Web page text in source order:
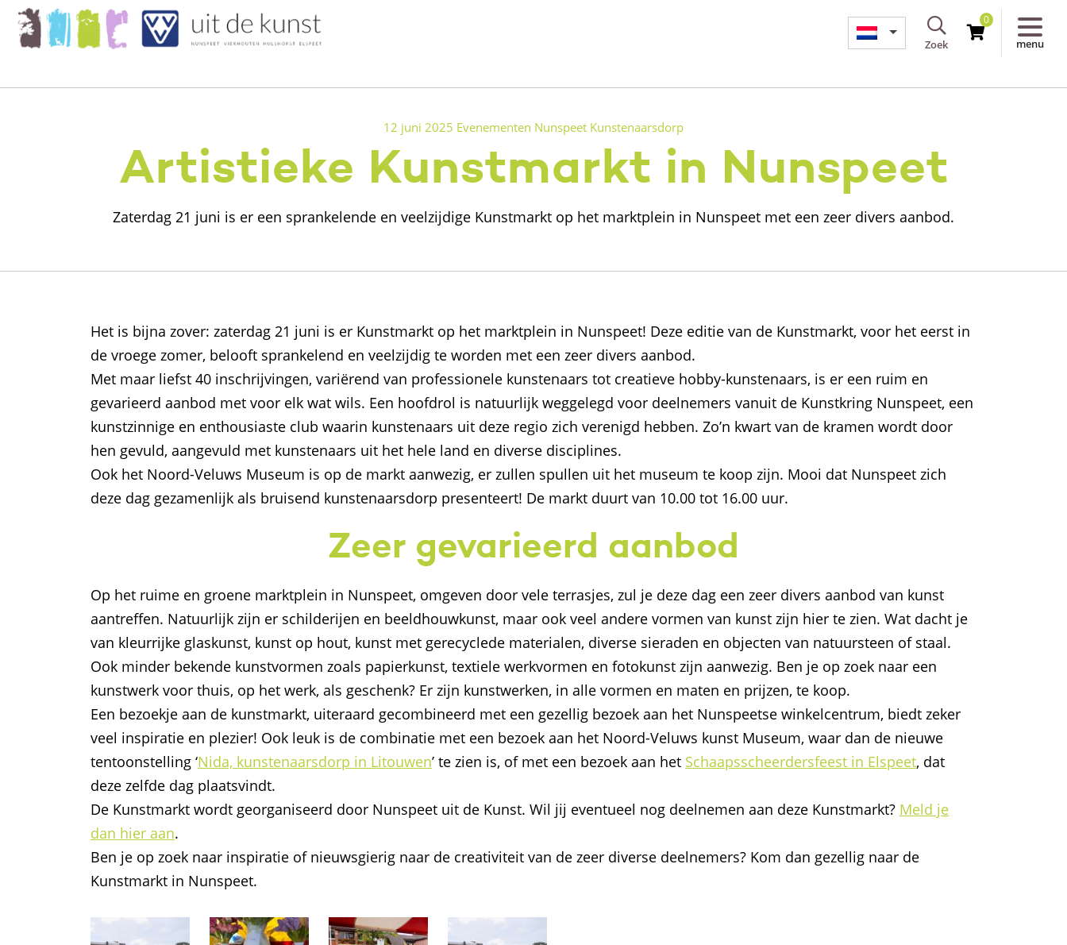
Zoek
0
menu
12 juni 2025 Evenementen Nunspeet Kunstenaarsdorp
Artistieke Kunstmarkt in Nunspeet
Zaterdag 21 juni is er een sprankelende en veelzijdige Kunstmarkt op het marktplein in Nunspeet met een zeer divers aanbod.
Het is bijna zover: zaterdag 21 juni is er Kunstmarkt op het marktplein in Nunspeet! Deze editie van de Kunstmarkt, voor het eerst in
de vroege zomer, belooft sprankelend en veelzijdig te worden met een zeer divers aanbod.
Met maar liefst 40 inschrijvingen, variërend van professionele kunstenaars tot creatieve hobby-kunstenaars, is er een ruim en
gevarieerd aanbod met voor elk wat wils. Een hoofdrol is natuurlijk weggelegd voor deelnemers vanuit de Kunstkring Nunspeet, een
kunstzinnige en enthousiaste club waarin kunstenaars uit deze regio zich verenigd hebben. Zo’n kwart van de kramen wordt door
hen gevuld, aangevuld met kunstenaars uit het hele land en diverse disciplines.
Ook het Noord-Veluws Museum is op de markt aanwezig, er zullen spullen uit het museum te koop zijn. Mooi dat Nunspeet zich
deze dag gezamenlijk als bruisend kunstenaarsdorp presenteert! De markt duurt van 10.00 tot 16.00 uur.
Zeer gevarieerd aanbod
Op het ruime en groene marktplein in Nunspeet, omgeven door vele terrasjes, zul je deze dag een zeer divers aanbod van kunst
aantreffen. Natuurlijk zijn er schilderijen en beeldhouwkunst, maar ook veel andere vormen van kunst zijn hier te zien. Wat dacht je
van kleurrijke glaskunst, kunst op hout, kunst met gerecyclede materialen, diverse sieraden en objecten van natuursteen of staal.
Ook minder bekende kunstvormen zoals papierkunst, textiele werkvormen en fotokunst zijn aanwezig. Ben je op zoek naar een
kunstwerk voor thuis, op het werk, als geschenk? Er zijn kunstwerken, in alle vormen en maten en prijzen, te koop.
Een bezoekje aan de kunstmarkt, uiteraard gecombineerd met een gezellig bezoek aan het Nunspeetse winkelcentrum, biedt zeker
veel inspiratie en plezier! Ook leuk is de combinatie met een bezoek aan het Noord-Veluws kunst Museum, waar dan de nieuwe
tentoonstelling ‘Nida, kunstenaarsdorp in Litouwen’ te zien is, of met een bezoek aan het Schaapsscheerdersfeest in Elspeet, dat
deze zelfde dag plaatsvindt.
De Kunstmarkt wordt georganiseerd door Nunspeet uit de Kunst. Wil jij eventueel nog deelnemen aan deze Kunstmarkt? Meld je
dan hier aan.
Ben je op zoek naar inspiratie of nieuwsgierig naar de creativiteit van de zeer diverse deelnemers? Kom dan gezellig naar de
Kunstmarkt in Nunspeet.